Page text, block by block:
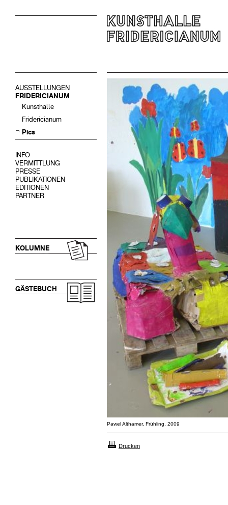
AUSSTELLUNGEN
FRIDERICIANUM
Kunsthalle
Fridericianum
Pics
INFO
VERMITTLUNG
PRESSE
PUBLIKATIONEN
EDITIONEN
PARTNER
KOLUMNE
GÄSTEBUCH
Pawel Althamer, Frühling, 2009
Drucken